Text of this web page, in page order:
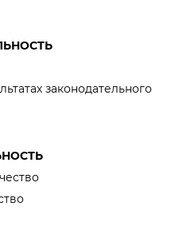
законодательного